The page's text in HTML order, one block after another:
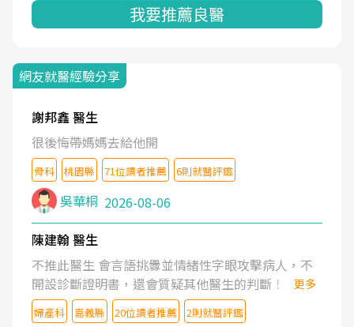
我要推薦良醫
網友就醫經驗分享
謝邦鑫 醫生
很後悔帶媽媽去給他開
骨科 桃園縣 71位讀者推薦 6則就醫評鑑
吳華桐 2026-08-06
陳建翰 醫生
不推此醫生 會言語挑釁並情緒性字眼攻擊病人，不
開設診斷證明書，還會質疑其他醫生的判斷！
更多
婦產科 嘉義縣 20位讀者推薦 2則就醫評鑑